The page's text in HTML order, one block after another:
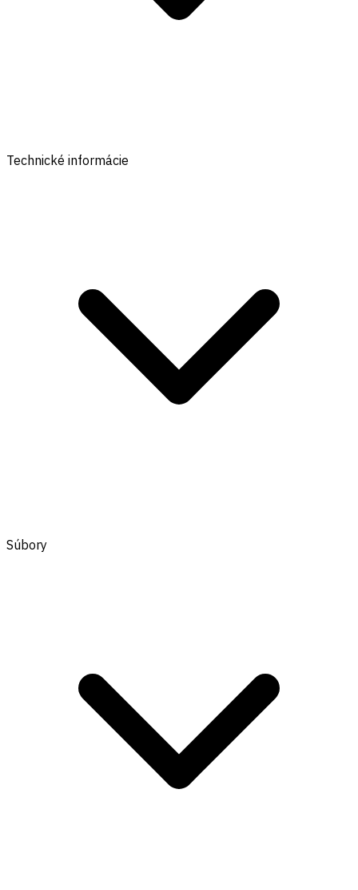
Technické informácie
Súbory